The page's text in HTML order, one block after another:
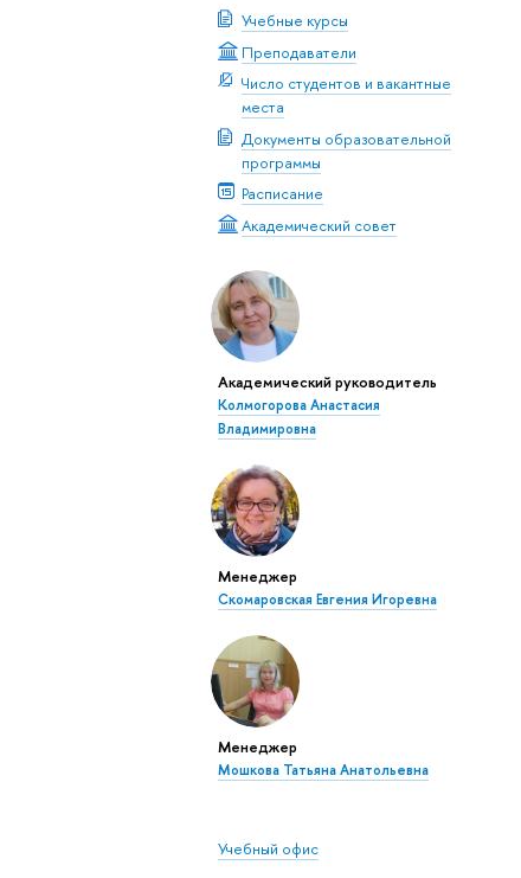
Учебные курсы
Преподаватели
Число студентов и вакантные
места
Документы образовательной
программы
Расписание
Академический совет
Академический руководитель
Колмогорова Анастасия
Владимировна
Менеджер
Скомаровская Евгения Игоревна
Менеджер
Мошкова Татьяна Анатольевна
Учебный офис